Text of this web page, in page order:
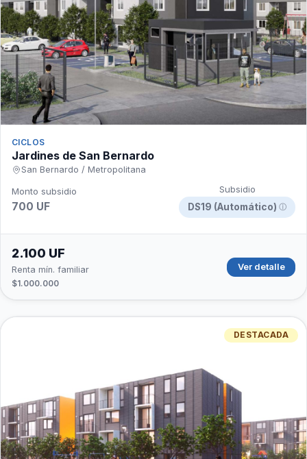
CICLOS
Jardines de San Bernardo
San Bernardo / Metropolitana
Monto subsidio
700 UF
Subsidio
DS19 (Automático) ⓘ
2.100 UF
Renta mín. familiar
$1.000.000
Ver detalle
DESTACADA